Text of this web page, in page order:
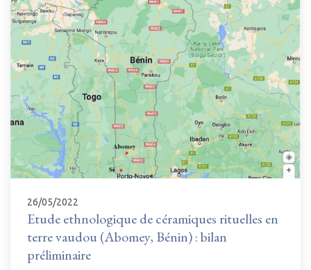
26/05/2022
Etude ethnologique de céramiques rituelles en
terre vaudou (Abomey, Bénin) : bilan
préliminaire